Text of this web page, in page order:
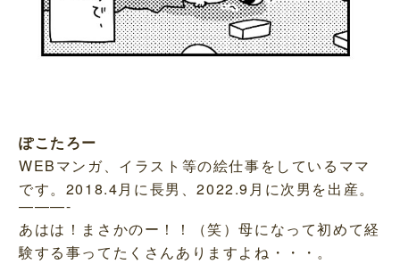
ぽこたろー
WEBマンガ、イラスト等の絵仕事をしているママ
です。2018.4月に長男、2022.9月に次男を出産。
———-
あはは！まさかのー！！（笑）母になって初めて経
験する事ってたくさんありますよね・・・。